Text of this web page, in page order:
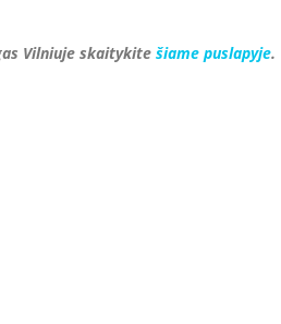
Vilniuje skaitykite šiame puslapyje.